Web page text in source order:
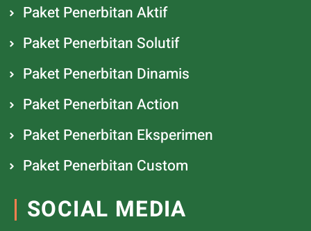
Paket Penerbitan Aktif
Paket Penerbitan Solutif
Paket Penerbitan Dinamis
Paket Penerbitan Action
Paket Penerbitan Eksperimen
Paket Penerbitan Custom
SOCIAL MEDIA